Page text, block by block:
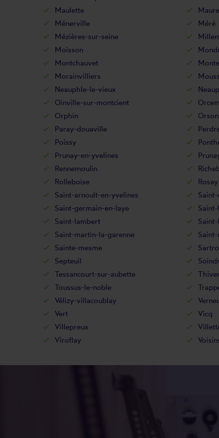
Maulette
Ménerville
Méré
Mézières-sur-seine
Moisson
Montchauvet
Morainvilliers
Neauphle-le-vieux
Oinville-sur-montcient
Orphin
Paray-douaville
Poissy
Prunay-en-yvelines
Rennemoulin
Rolleboise
Rosay
Saint-arnoult-en-yvelines
Saint-germain-en-laye
Saint-lambert
Saint-martin-la-garenne
Sainte-mesme
Septeuil
Tessancourt-sur-aubette
Toussus-le-noble
Vélizy-villacoublay
Vert
Vicq
Villepreux
Viroflay